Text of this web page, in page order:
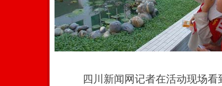
四川新闻网记者在活动现场看